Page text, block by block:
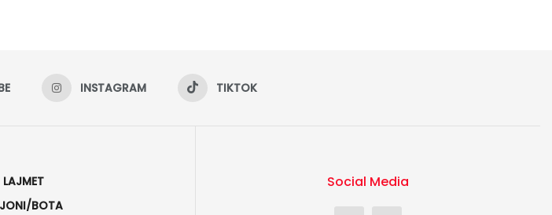
INSTAGRAM TIKTOK
LAJMET
BOTA
Social Media